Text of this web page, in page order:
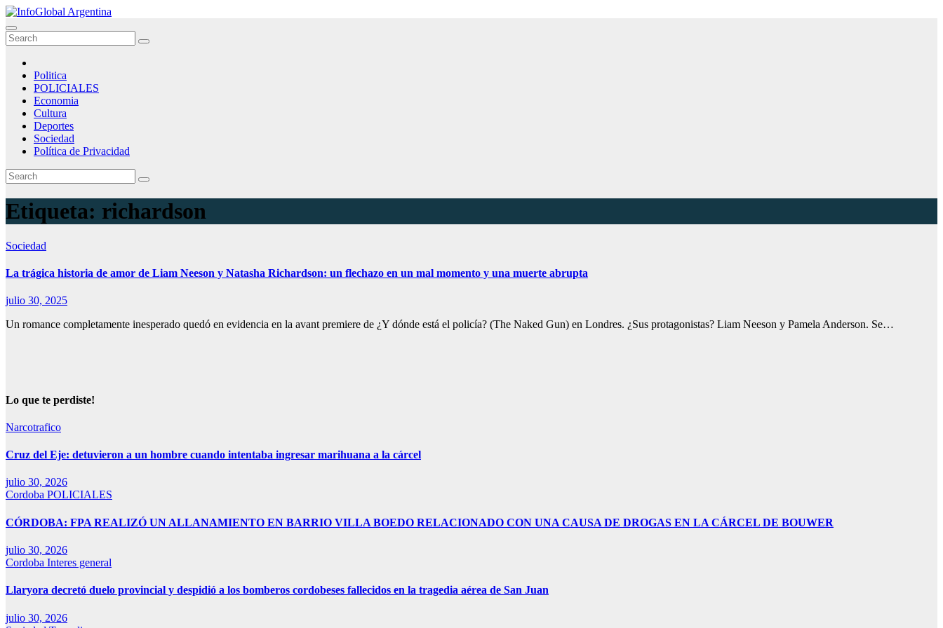
Skip
to
content
InfoGlobal Argentina
Periodismo Independiente
Politica
POLICIALES
Economia
Cultura
Deportes
Sociedad
Política de Privacidad
Etiqueta: richardson
Sociedad
La trágica historia de amor de Liam Neeson y Natasha Richardson: un flechazo en un mal momento y una muerte abrupta
julio 30, 2025
Un romance completamente inesperado quedó en evidencia en la avant premiere de ¿Y dónde está el policía? (The Naked Gun) en Londres. ¿Sus protagonistas? Liam Neeson y Pamela Anderson. Se…
Lo que te perdiste!
Narcotrafico
Cruz del Eje: detuvieron a un hombre cuando intentaba ingresar marihuana a la cárcel
julio 30, 2026
Cordoba POLICIALES
CÓRDOBA: FPA REALIZÓ UN ALLANAMIENTO EN BARRIO VILLA BOEDO RELACIONADO CON UNA CAUSA DE DROGAS EN LA CÁRCEL DE BOUWER
julio 30, 2026
Cordoba Interes general
Llaryora decretó duelo provincial y despidió a los bomberos cordobeses fallecidos en la tragedia aérea de San Juan
julio 30, 2026